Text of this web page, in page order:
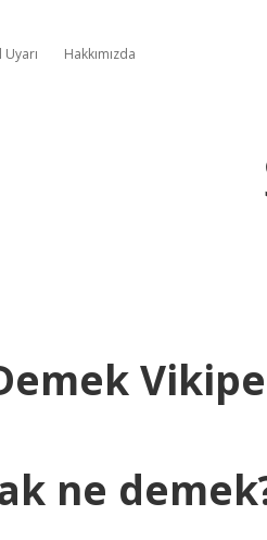
Uyarı Hakkımızda
ne